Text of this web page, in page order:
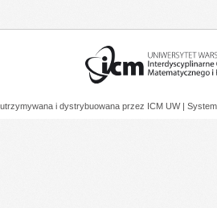
i dystrybuowana przez ICM UW |